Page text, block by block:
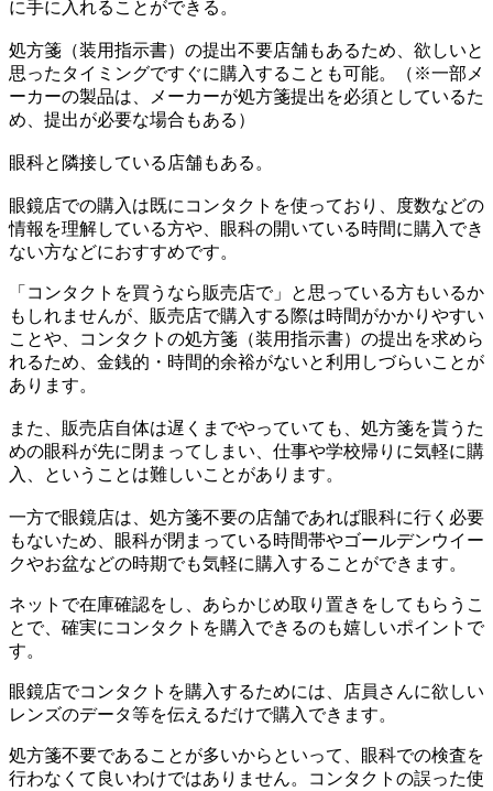
に手に入れることができる。
処方箋（装用指示書）の提出不要店舗もあるため、欲しいと
思ったタイミングですぐに購入することも可能。（※一部メ
ーカーの製品は、メーカーが処方箋提出を必須としているた
め、提出が必要な場合もある）
眼科と隣接している店舗もある。
眼鏡店での購入は既にコンタクトを使っており、度数などの
情報を理解している方や、眼科の開いている時間に購入でき
ない方などにおすすめです。
「コンタクトを買うなら販売店で」と思っている方もいるか
もしれませんが、販売店で購入する際は時間がかかりやすい
ことや、コンタクトの処方箋（装用指示書）の提出を求めら
れるため、金銭的・時間的余裕がないと利用しづらいことが
あります。
また、販売店自体は遅くまでやっていても、処方箋を貰うた
めの眼科が先に閉まってしまい、仕事や学校帰りに気軽に購
入、ということは難しいことがあります。
一方で眼鏡店は、処方箋不要の店舗であれば眼科に行く必要
もないため、眼科が閉まっている時間帯やゴールデンウイー
クやお盆などの時期でも気軽に購入することができます。
ネットで在庫確認をし、あらかじめ取り置きをしてもらうこ
とで、確実にコンタクトを購入できるのも嬉しいポイントで
す。
眼鏡店でコンタクトを購入するためには、店員さんに欲しい
レンズのデータ等を伝えるだけで購入できます。
処方箋不要であることが多いからといって、眼科での検査を
行わなくて良いわけではありません。コンタクトの誤った使